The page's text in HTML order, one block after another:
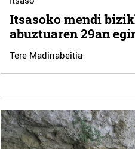
Itsasoko mendi
abuztuaren 29an
Tere Madinabeitia